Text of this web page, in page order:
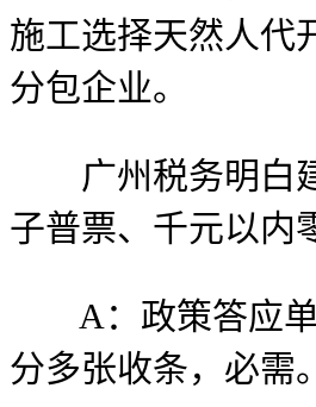
施工选择天然人代
分包企业。
广州税务明白建
子普票、千元以内
A：政策答应单
分多张收条，必需。